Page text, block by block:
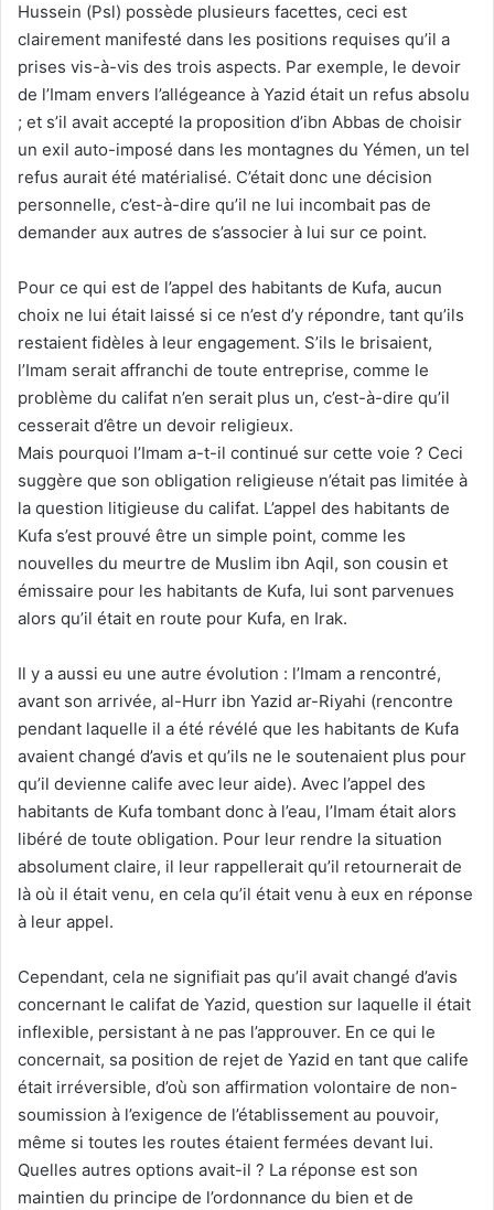
Hussein (Psl) possède plusieurs facettes, ceci est
clairement manifesté dans les positions requises qu’il a
prises vis-à-vis des trois aspects. Par exemple, le devoir
de l’Imam envers l’allégeance à Yazid était un refus absolu
; et s’il avait accepté la proposition d’ibn Abbas de choisir
un exil auto-imposé dans les montagnes du Yémen, un tel
refus aurait été matérialisé. C’était donc une décision
personnelle, c’est-à-dire qu’il ne lui incombait pas de
demander aux autres de s’associer à lui sur ce point.
Pour ce qui est de l’appel des habitants de Kufa, aucun
choix ne lui était laissé si ce n’est d’y répondre, tant qu’ils
restaient fidèles à leur engagement. S’ils le brisaient,
l’Imam serait affranchi de toute entreprise, comme le
problème du califat n’en serait plus un, c’est-à-dire qu’il
cesserait d’être un devoir religieux.
Mais pourquoi l’Imam a-t-il continué sur cette voie ? Ceci
suggère que son obligation religieuse n’était pas limitée à
la question litigieuse du califat. L’appel des habitants de
Kufa s’est prouvé être un simple point, comme les
nouvelles du meurtre de Muslim ibn Aqil, son cousin et
émissaire pour les habitants de Kufa, lui sont parvenues
alors qu’il était en route pour Kufa, en Irak.
Il y a aussi eu une autre évolution : l’Imam a rencontré,
avant son arrivée, al-Hurr ibn Yazid ar-Riyahi (rencontre
pendant laquelle il a été révélé que les habitants de Kufa
avaient changé d’avis et qu’ils ne le soutenaient plus pour
qu’il devienne calife avec leur aide). Avec l’appel des
habitants de Kufa tombant donc à l’eau, l’Imam était alors
libéré de toute obligation. Pour leur rendre la situation
absolument claire, il leur rappellerait qu’il retournerait de
là où il était venu, en cela qu’il était venu à eux en réponse
à leur appel.
Cependant, cela ne signifiait pas qu’il avait changé d’avis
concernant le califat de Yazid, question sur laquelle il était
inflexible, persistant à ne pas l’approuver. En ce qui le
concernait, sa position de rejet de Yazid en tant que calife
était irréversible, d’où son affirmation volontaire de non-
soumission à l’exigence de l’établissement au pouvoir,
même si toutes les routes étaient fermées devant lui.
Quelles autres options avait-il ? La réponse est son
maintien du principe de l’ordonnance du bien et de